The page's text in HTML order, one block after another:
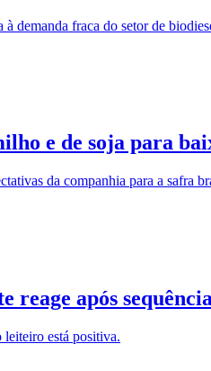
demanda fraca do setor de
e de soja para
da companhia para a safra
após
está positiva.